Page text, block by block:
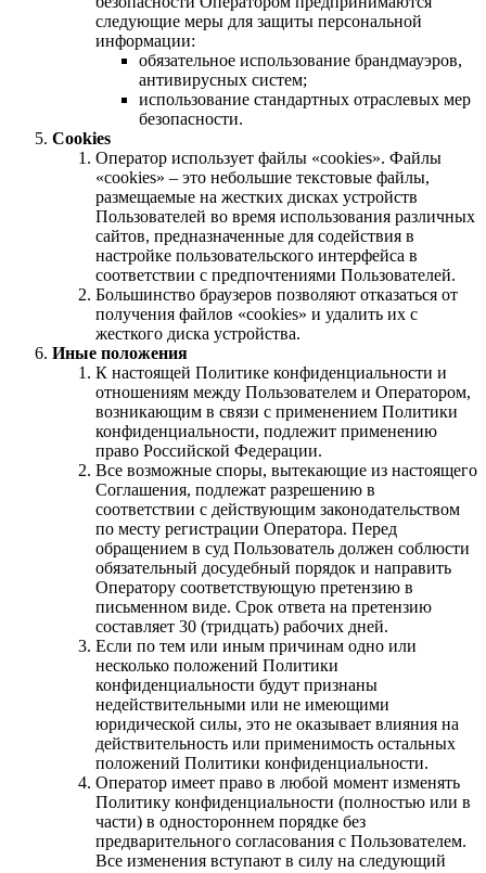
следующие меры для защиты персональной
информации:
обязательное использование брандмауэров,
антивирусных систем;
использование стандартных отраслевых мер
безопасности.
Cookies
Оператор использует файлы «cookies». Файлы
«cookies» – это небольшие текстовые файлы,
размещаемые на жестких дисках устройств
Пользователей во время использования различных
сайтов, предназначенные для содействия в
настройке пользовательского интерфейса в
соответствии с предпочтениями Пользователей.
Большинство браузеров позволяют отказаться от
получения файлов «cookies» и удалить их с
жесткого диска устройства.
Иные положения
К настоящей Политике конфиденциальности и
отношениям между Пользователем и Оператором,
возникающим в связи с применением Политики
конфиденциальности, подлежит применению
право Российской Федерации.
Все возможные споры, вытекающие из настоящего
Соглашения, подлежат разрешению в
соответствии с действующим законодательством
по месту регистрации Оператора. Перед
обращением в суд Пользователь должен соблюсти
обязательный досудебный порядок и направить
Оператору соответствующую претензию в
письменном виде. Срок ответа на претензию
составляет 30 (тридцать) рабочих дней.
Если по тем или иным причинам одно или
несколько положений Политики
конфиденциальности будут признаны
недействительными или не имеющими
юридической силы, это не оказывает влияния на
действительность или применимость остальных
положений Политики конфиденциальности.
Оператор имеет право в любой момент изменять
Политику конфиденциальности (полностью или в
части) в одностороннем порядке без
предварительного согласования с Пользователем.
Все изменения вступают в силу на следующий